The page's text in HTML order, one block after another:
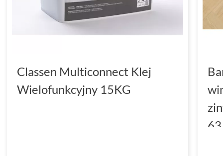
Classen Multiconnect Klej
Wielofunkcyjny 15KG